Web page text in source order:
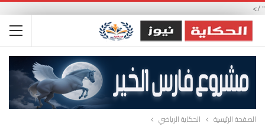
" />
الصفحة الرئيسية الحكاية الرياضي